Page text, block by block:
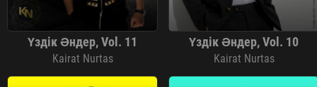
Үздік Әндер, Vol. 11
Kairat Nurtas
Үздік Әндер, Vol. 10
Kairat Nurtas